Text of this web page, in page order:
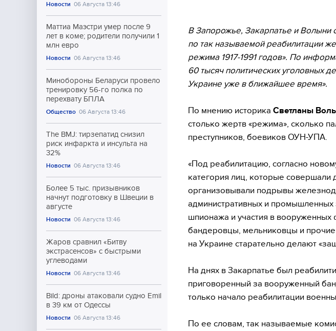
Новости 06 Августа 13:46
Маттиа Маэстри умер после 9
лет в коме; родители получили 1
млн евро
Новости 06 Августа 13:46
Минобороны Беларуси провело
тренировку 56-го полка по
перехвату БПЛА
Общество 06 Августа 13:46
The BMJ: тирзепатид снизил
риск инфаркта и инсульта на
32%
Новости 06 Августа 13:46
Более 5 тыс. призывников
начнут подготовку в Швеции в
августе
Новости 06 Августа 13:46
Жаров сравнил «Битву
экстрасенсов» с быстрыми
углеводами
Новости 06 Августа 13:46
Bild: дроны атаковали судно Emil
в 39 км от Одессы
Новости 06 Августа 13:46
В Запорожье, Закарпатье и Волыни
по так называемой реабилитации
режима 1917-1991 годов». По
60 тысяч политических уголовных
Украине уже в ближайшее время».
По мнению историка Светланы
столько жертв «режима», сколько
преступников, боевиков ОУН-УПА.
«Под реабилитацию, согласно
категория лиц, которые совершали
организовывали подрывы
административных и
шпионажа и участия в
бандеровцы, мельниковцы и
на Украине старательно делают
На днях в Закарпатье был
приговоренный за вооруженный
только начало реабилитации
По ее словам, так называемые